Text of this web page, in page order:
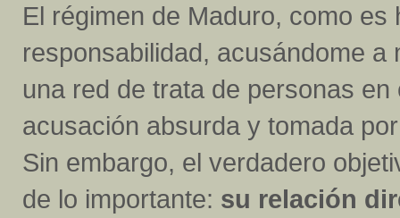
El régimen de Maduro, como
responsabilidad, acusándome
una red de trata de personas
acusación absurda y tomada
Sin embargo, el verdadero
de lo importante: su relación